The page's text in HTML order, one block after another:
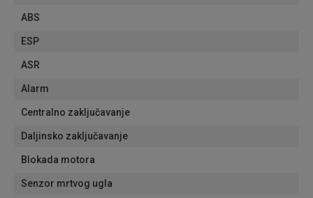
ABS
ESP
ASR
Alarm
Centralno zaključavanje
Daljinsko zaključavanje
Blokada motora
Senzor mrtvog ugla